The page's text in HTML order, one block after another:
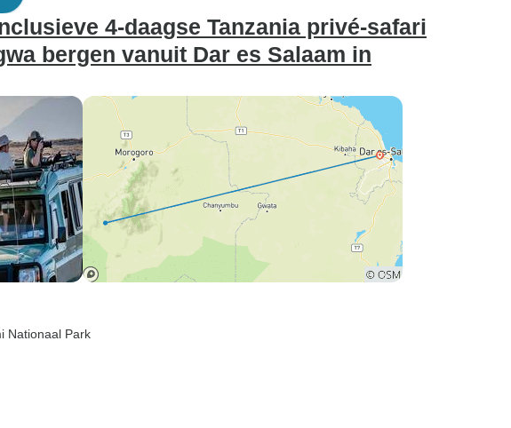
4-daagse Tanzania privé-safari
bergen vanuit Dar es Salaam in
Nationaal Park